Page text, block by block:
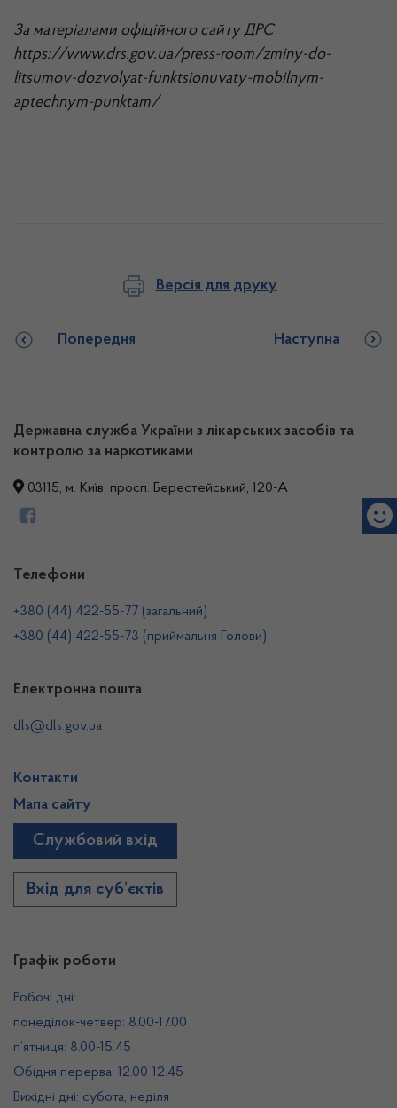
За матеріалами офіційного сайту ДРС
https://www.drs.gov.ua/press-room/zminy-do-
litsumov-dozvolyat-funktsionuvaty-mobilnym-
aptechnym-punktam/
Версія для друку
Попередня Наступна
Державна служба України з лікарських засобів та
контролю за наркотиками
03115, м. Київ, просп. Берестейський, 120-А
Графік роботи
Робочі дні:
понеділок-четвер: 8.00-17.00
п’ятниця: 8.00-15.45
Обідня перерва: 12.00-12.45
Вихідні дні: субота, неділя
Телефони
+380 (44) 422-55-77 (загальний)
+380 (44) 422-55-73 (приймальня Голови)
Електронна пошта
dls@dls.gov.ua
Контакти
Мапа сайту
Службовий вхід
Вхід для суб’єктів